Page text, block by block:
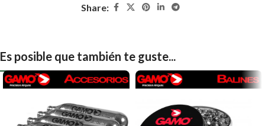
Share:
Es posible que también te guste...